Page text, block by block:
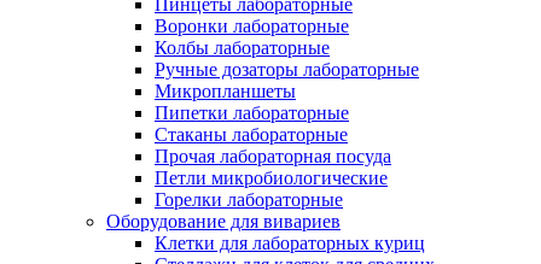
Воронки лабораторные
Колбы лабораторные
Ручные дозаторы лабораторные
Микропланшеты
Пипетки лабораторные
Стаканы лабораторные
Прочая лабораторная посуда
Петли микробиологические
Горелки лабораторные
Оборудование для вивариев
Клетки для лабораторных куриц